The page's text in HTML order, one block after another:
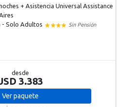
+ Asistencia Universal Assistance
- Solo Adultos
Sin Pensión
desde
3.383
Verpaquete